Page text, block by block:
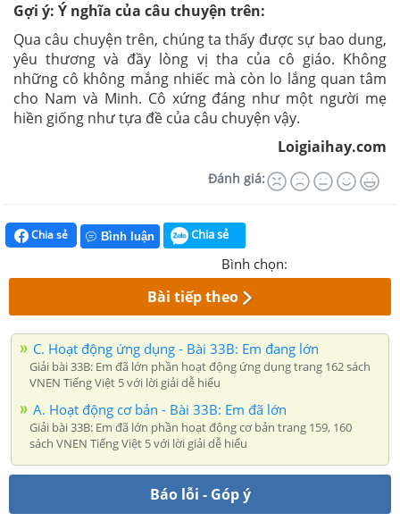
Gợi ý: Ý nghĩa của câu chuyện trên:
Qua câu chuyện trên, chúng ta thấy được sự bao dung,
yêu thương và đầy lòng vị tha của cô giáo. Không
những cô không mắng nhiếc mà còn lo lắng quan tâm
cho Nam và Minh. Cô xứng đáng như một người mẹ
hiền giống như tựa đề của câu chuyện vậy.
Loigiaihay.com
Đánh giá:
Chia sẻ Bình luận Chia sẻ
Bình chọn:
Bài tiếp theo
C. Hoạt động ứng dụng - Bài 33B: Em đang lớn
Giải bài 33B: Em đã lớn phần hoạt động ứng dụng trang 162 sách
VNEN Tiếng Việt 5 với lời giải dễ hiểu
A. Hoạt động cơ bản - Bài 33B: Em đã lớn
Giải bài 33B: Em đã lớn phần hoạt động cơ bản trang 159, 160
sách VNEN Tiếng Việt 5 với lời giải dễ hiểu
Báo lỗi - Góp ý